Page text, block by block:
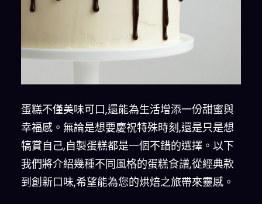
蛋糕不僅美味可口,還能為生活增添一份甜蜜與
幸福感。無論是想要慶祝特殊時刻,還是只是想
犒賞自己,自製蛋糕都是一個不錯的選擇。以下
我們將介紹幾種不同風格的蛋糕食譜,從經典款
到創新口味,希望能為您的烘焙之旅帶來靈感。